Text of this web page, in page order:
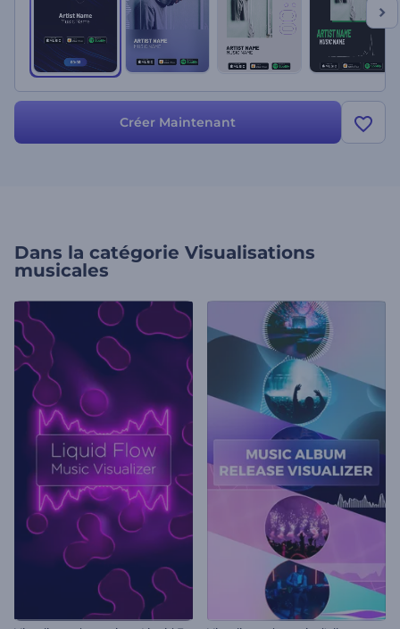
Créer Maintenant
Dans la catégorie Visualisations
musicales